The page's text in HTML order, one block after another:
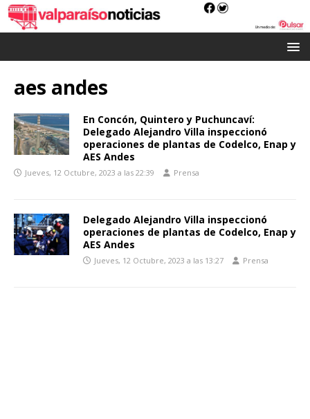
aes andes
En Concón, Quintero y Puchuncaví:
Delegado Alejandro Villa inspeccionó
operaciones de plantas de Codelco, Enap y
AES Andes
Jueves, 12 Octubre, 2023 a las 22:39 Prensa
Delegado Alejandro Villa inspeccionó
operaciones de plantas de Codelco, Enap y
AES Andes
Jueves, 12 Octubre, 2023 a las 13:27 Prensa